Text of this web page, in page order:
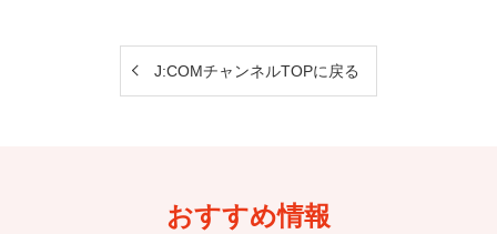
J:COMチャンネルTOPに戻る
おすすめ情報